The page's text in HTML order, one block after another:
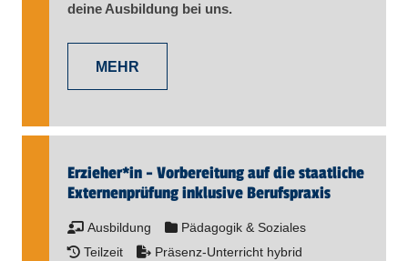
deine Ausbildung bei uns.
MEHR
Erzieher​*in - Vorbereitung auf die staatliche
Externenprüfung inklusive Berufspraxis
Ausbildung
Pädagogik & Soziales
Teilzeit
Präsenz-Unterricht hybrid